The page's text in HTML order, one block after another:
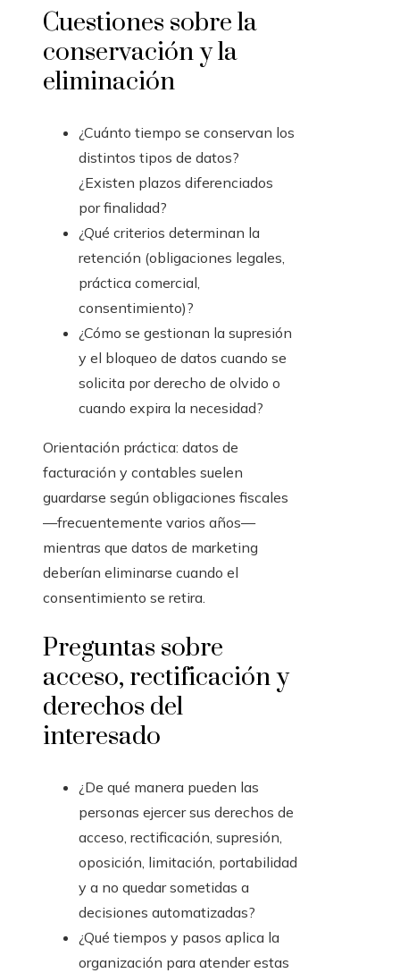
Cuestiones sobre la
conservación y la
eliminación
¿Cuánto tiempo se conservan los
distintos tipos de datos?
¿Existen plazos diferenciados
por finalidad?
¿Qué criterios determinan la
retención (obligaciones legales,
práctica comercial,
consentimiento)?
¿Cómo se gestionan la supresión
y el bloqueo de datos cuando se
solicita por derecho de olvido o
cuando expira la necesidad?
Orientación práctica: datos de
facturación y contables suelen
guardarse según obligaciones fiscales
—frecuentemente varios años—
mientras que datos de marketing
deberían eliminarse cuando el
consentimiento se retira.
Preguntas sobre
acceso, rectificación y
derechos del
interesado
¿De qué manera pueden las
personas ejercer sus derechos de
acceso, rectificación, supresión,
oposición, limitación, portabilidad
y a no quedar sometidas a
decisiones automatizadas?
¿Qué tiempos y pasos aplica la
organización para atender estas